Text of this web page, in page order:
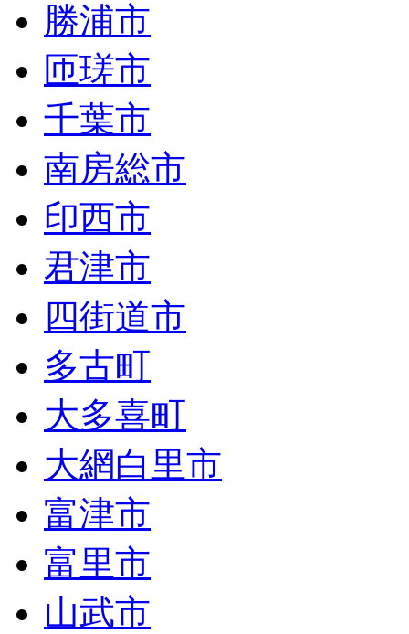
勝浦市
匝瑳市
千葉市
南房総市
印西市
君津市
四街道市
多古町
大多喜町
大網白里市
富津市
富里市
山武市